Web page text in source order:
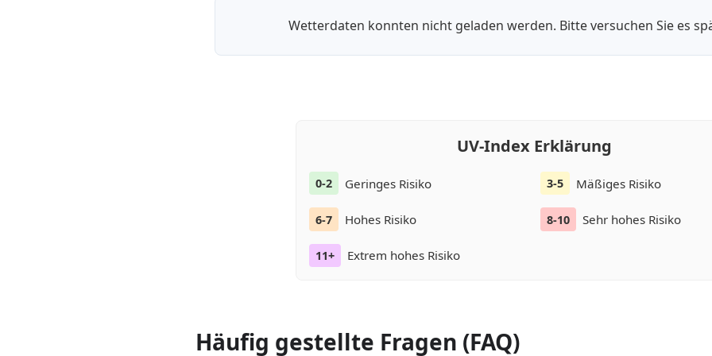
Wetterdaten konnten nicht geladen werden. Bitte versuchen Sie es
UV-Index Erklärung
0-2 Geringes Risiko 3-5 Mäßiges Risiko
6-7 Hohes Risiko 8-10 Sehr hohes Risiko
11+ Extrem hohes Risiko
Häufig gestellte Fragen (FAQ)